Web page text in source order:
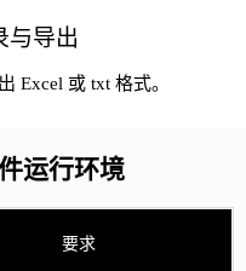
与导出
Excel 或 txt 格式。
运行环境
要求